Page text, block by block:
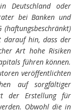
Deutschland oder
bei Banken und
(haftungsbeschränkt)
darauf hin, dass der
Art hohe Risiken
führen können.
veröffentlichten
auf sorgfältiger
der Erstellung für
Obwohl die in